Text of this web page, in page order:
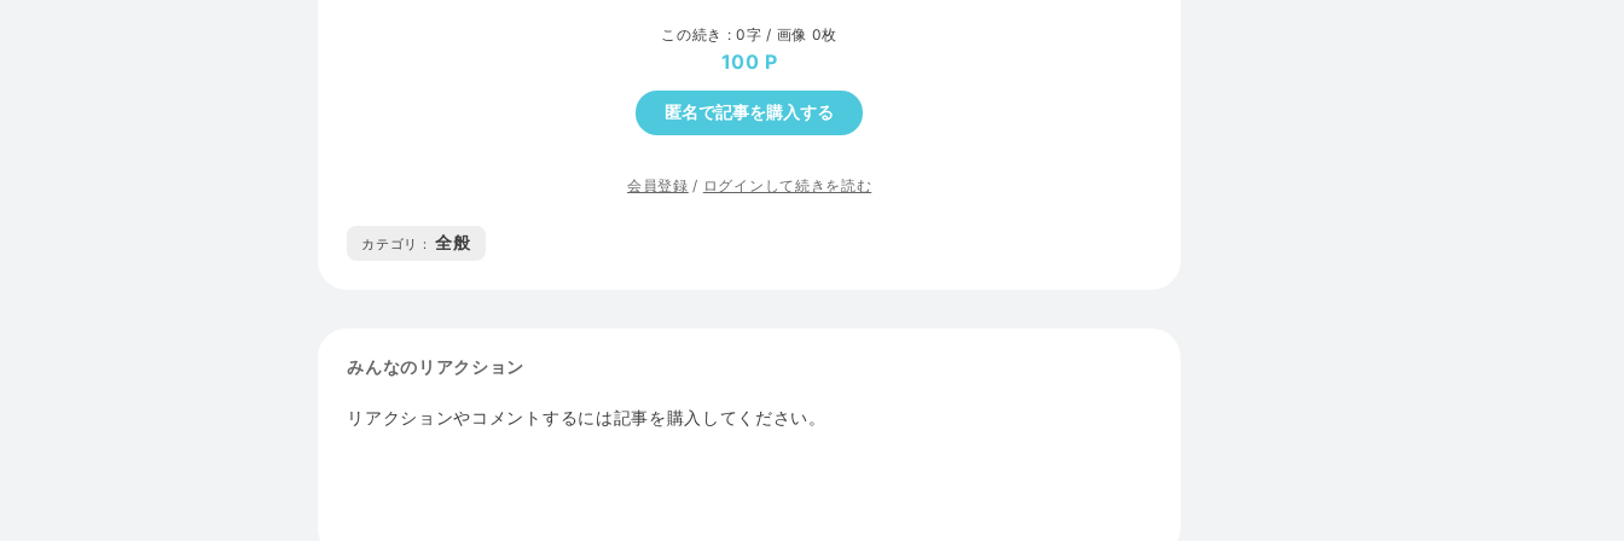
この続き : 0字 / 画像 0枚
100
匿名で記事を購入する
会員登録 / ログインして続きを読む
カテゴリ : 全般
みんなのリアクション
リアクションやコメントするには記事を購入してください。